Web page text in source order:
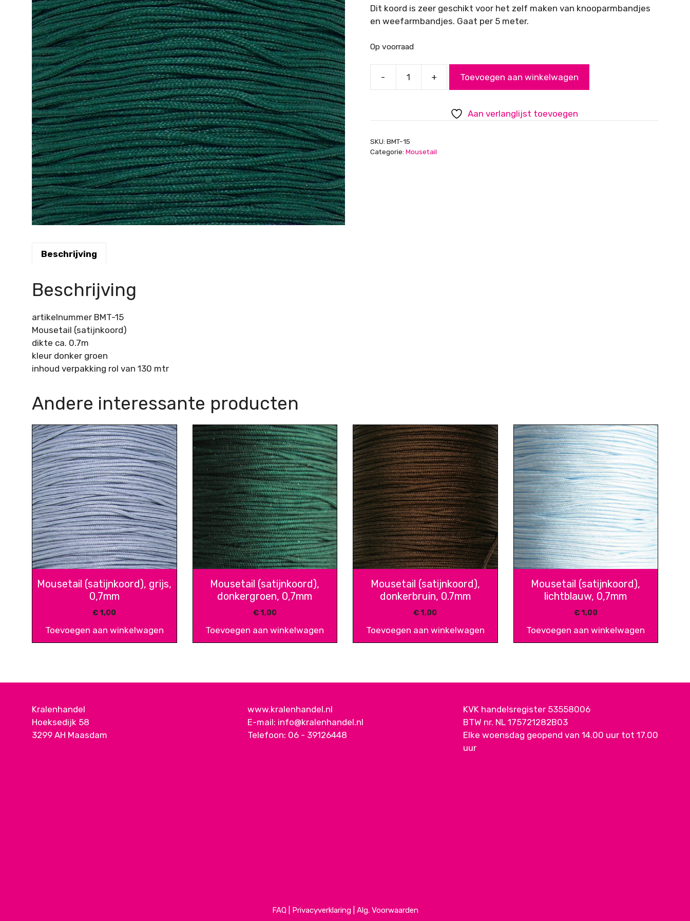
Dit koord is zeer geschikt voor het zelf maken van knooparmbandjes
en weefarmbandjes. Gaat per 5 meter.
Op voorraad
-
Mousetail
0.7m
+ Toevoegen aan winkelwagen
Aan verlanglijst toevoegen
SKU: BMT-15
Categorie: Mousetail
Beschrijving
Beschrijving
artikelnummer BMT-15
Mousetail (satijnkoord)
dikte ca. 0.7m
kleur donker groen
inhoud verpakking rol van 130 mtr
Andere interessante producten
Mousetail (satijnkoord), grijs,
0,7mm
€1,00
Toevoegen aan winkelwagen
Mousetail (satijnkoord),
donkergroen, 0,7mm
€1,00
Toevoegen aan winkelwagen
Mousetail (satijnkoord),
donkerbruin, 0.7mm
€1,00
Toevoegen aan winkelwagen
Mousetail (satijnkoord),
lichtblauw, 0,7mm
€1,00
Toevoegen aan winkelwagen
Kralenhandel
Hoeksedijk 58
3299 AH Maasdam
www.kralenhandel.nl
E-mail: info@kralenhandel.nl
Telefoon: 06 - 39126448
KVK handelsregister 53558006
BTW nr. NL 175721282B03
Elke woensdag geopend van 14.00 uur tot 17.00
uur
FAQ| Privacyverklaring| Alg. Voorwaarden